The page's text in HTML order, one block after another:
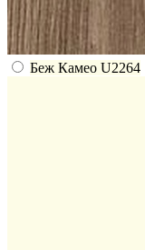
Беж Камео U2264